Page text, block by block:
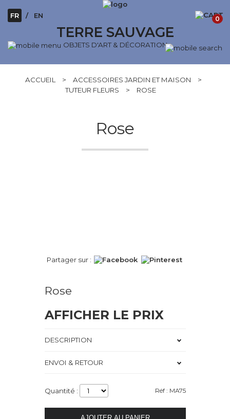
TERRE SAUVAGE
OBJETS D'ART & DÉCORATION
FR EN 0
ACCUEIL > ACCESSOIRES JARDIN ET MAISON
>
TUTEUR FLEURS
> ROSE
Rose
Partager sur :
Rose
AFFICHER LE PRIX
DESCRIPTION
ENVOI & RETOUR
Quantité : Réf : MA75